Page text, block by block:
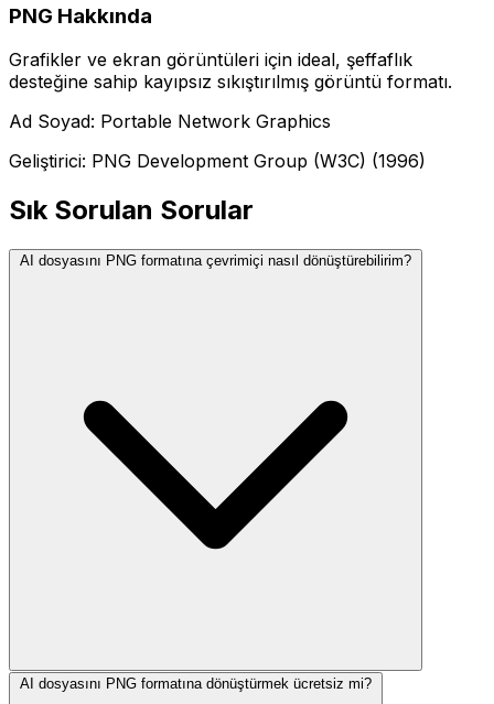
PNG Hakkında
Grafikler ve ekran görüntüleri için ideal, şeffaflık
desteğine sahip kayıpsız sıkıştırılmış görüntü formatı.
Ad Soyad: Portable Network Graphics
Geliştirici: PNG Development Group (W3C) (1996)
Sık Sorulan Sorular
AI dosyasını PNG formatına çevrimiçi nasıl dönüştürebilirim?
AI dosyasını PNG formatına dönüştürmek ücretsiz mi?